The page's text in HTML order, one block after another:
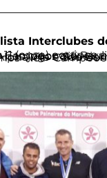
Interclubes
Tênis, impondo-nos jogos difíceis contra equipes como Paulistano, Alphaville e São Bernardo do